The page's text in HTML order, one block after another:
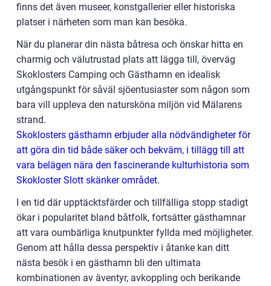
finns det även museer, konstgallerier eller historiska
platser i närheten som man kan besöka.
När du planerar din nästa båtresa och önskar hitta en
charmig och välutrustad plats att lägga till, överväg
Skoklosters Camping och Gästhamn en idealisk
utgångspunkt för såväl sjöentusiaster som någon som
bara vill uppleva den natursköna miljön vid Mälarens
strand.
Skoklosters gästhamn erbjuder alla nödvändigheter för
att göra din tid både säker och bekväm, i tillägg till att
vara belägen nära den fascinerande kulturhistoria som
Skokloster Slott skänker området.
I en tid där upptäcktsfärder och tillfälliga stopp stadigt
ökar i popularitet bland båtfolk, fortsätter gästhamnar
att vara oumbärliga knutpunkter fyllda med möjligheter.
Genom att hålla dessa perspektiv i åtanke kan ditt
nästa besök i en gästhamn bli den ultimata
kombinationen av äventyr, avkoppling och berikande